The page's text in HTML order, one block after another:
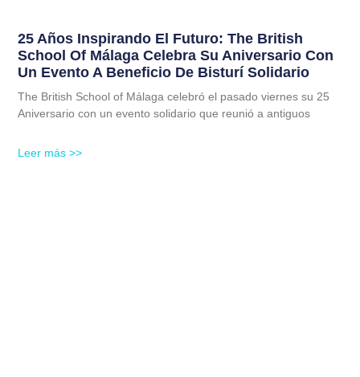
25 Años Inspirando El Futuro: The British
School Of Málaga Celebra Su Aniversario Con
Un Evento A Beneficio De Bisturí Solidario
The British School of Málaga celebró el pasado viernes su 25
Aniversario con un evento solidario que reunió a antiguos
Leer más >>